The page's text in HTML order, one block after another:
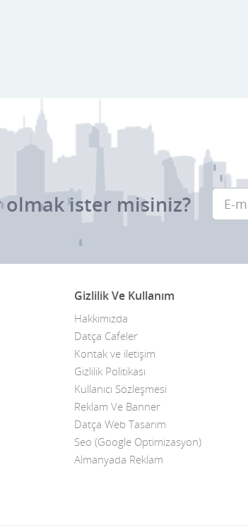
ister misiniz?
Gizlilik Ve Kullanım
Hakkımızda
Datça Cafeler
Kontak ve iletişim
Gizlilik Politikası
Kullanıcı Sözleşmesi
Reklam Ve Banner
Datça Web Tasarım
Seo (Google Optimizasyon)
Almanyada Reklam